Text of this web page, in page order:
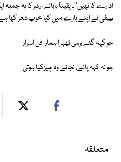
ادارے کا نہیں''۔ یقیناً بابائے اردو کا یہ
صفی نے اپنے بارے میں کیا خوب شعر کہا
جو کہہ گئے وہی ٹھہرا ہمارا فن اسرار
جو نہ کہہ پائے، نجانے وہ چیزکیا ہوتی
متعلقہ